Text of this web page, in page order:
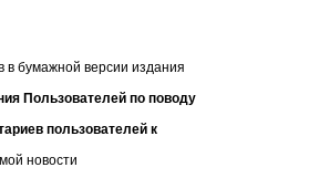
в бумажной версии издания
Пользователей по поводу
пользователей к
новости